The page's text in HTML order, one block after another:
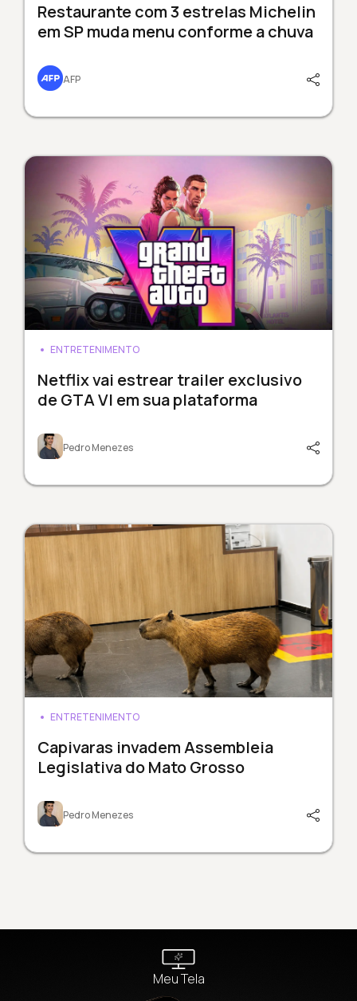
Restaurante com 3 estrelas Michelin
em SP muda menu conforme a chuva
AFP
ENTRETENIMENTO
Netflix vai estrear trailer exclusivo
de GTA VI em sua plataforma
Pedro Menezes
ENTRETENIMENTO
Capivaras invadem Assembleia
Legislativa do Mato Grosso
Pedro Menezes
Meu Tela